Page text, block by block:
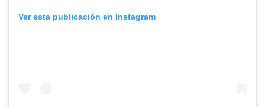
Ver esta publicación en Instagram